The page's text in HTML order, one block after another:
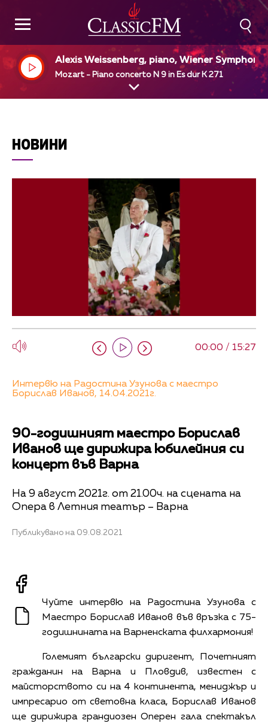
Alexis Weissenberg, piano, Wiener
r, Carlo Maria Giulini, dir
Mozart - Piano concerto N 9 in Es dur K 271
НОВИНИ
00:00 / 15:27
Интервю на Радостина Узунова с маестро
Борислав Иванов, 14.04.2021г.
90-годишният маестро Борислав
Иванов ще дирижира юбилейния си
концерт във Варна
На 9 август 2021г. от 21.00ч. на сцената на
Опера в Летния театър – Варна
Публикувано на 09.08.2021
Чуйте интервю на Радостина Узунова с
Маестро Борислав Иванов във връзка с 75-
годишнината на Варненската филхармония!
Големият български диригент, Почетният
гражданин на Варна и Пловдив, известен с
майсторството си на 4 континента, мениджър и
импресарио от световна класа, Борислав Иванов
ще дирижира грандиозен Оперен гала спектакъл